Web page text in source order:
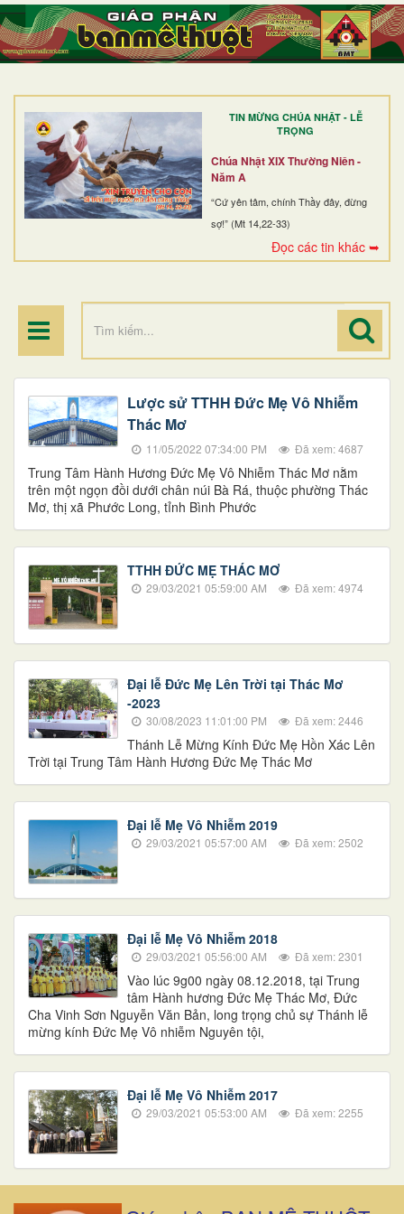
TIN MỪNG CHÚA NHẬT - LỄ
TRỌNG
Chúa Nhật XIX Thường Niên -
Năm A
“Cứ yên tâm, chính Thầy đây, đừng
sợ!” (Mt 14,22-33)
Đọc các tin khác ➥
TRANG NHẤT
GIỚI THIỆU
DÒNG TU
BAN MỤC VỤ
ĐOÀN THỂ CG
ĐIỂM HÀNH HƯƠNG
Lược sử TTHH Đức Mẹ Vô Nhiễm
Thác Mơ
11/05/2022 07:34:00 PM Đã xem: 4687
Trung Tâm Hành Hương Đức Mẹ Vô Nhiễm Thác Mơ nằm
trên một ngọn đồi dưới chân núi Bà Rá, thuộc phường Thác
Mơ, thị xã Phước Long, tỉnh Bình Phước
TTHH ĐỨC MẸ THÁC MƠ
29/03/2021 05:59:00 AM Đã xem: 4974
Đại lễ Đức Mẹ Lên Trời tại Thác Mơ
-2023
30/08/2023 11:01:00 PM Đã xem: 2446
Thánh Lễ Mừng Kính Đức Mẹ Hồn Xác Lên
Trời tại Trung Tâm Hành Hương Đức Mẹ Thác Mơ
Đại lễ Mẹ Vô Nhiễm 2019
29/03/2021 05:57:00 AM Đã xem: 2502
Đại lễ Mẹ Vô Nhiễm 2018
29/03/2021 05:56:00 AM Đã xem: 2301
Vào lúc 9g00 ngày 08.12.2018, tại Trung
tâm Hành hương Đức Mẹ Thác Mơ, Đức
Cha Vinh Sơn Nguyễn Văn Bản, long trọng chủ sự Thánh lễ
mừng kính Đức Mẹ Vô nhiễm Nguyên tội,
Đại lễ Mẹ Vô Nhiễm 2017
29/03/2021 05:53:00 AM Đã xem: 2255